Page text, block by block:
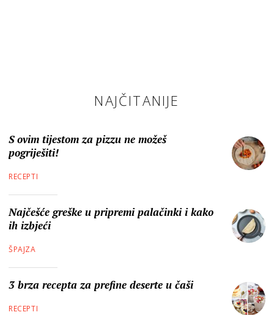
NAJČITANIJE
S ovim tijestom za pizzu ne možeš
pogriješiti!
RECEPTI
Najčešće greške u pripremi palačinki i kako
ih izbjeći
ŠPAJZA
3 brza recepta za prefine deserte u čaši
RECEPTI